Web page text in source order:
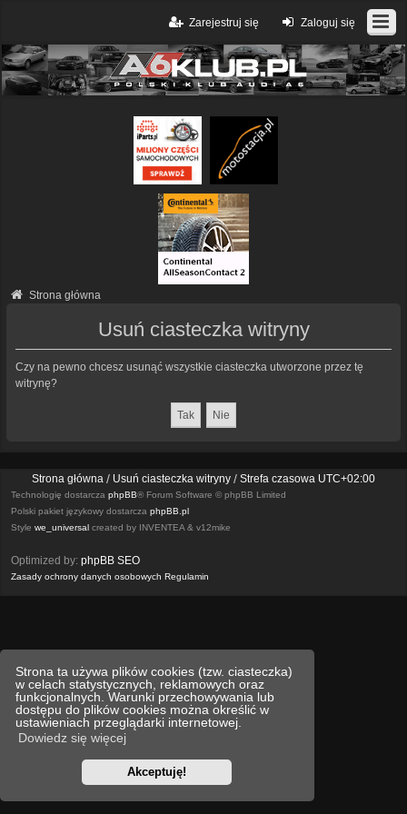
Strona ta używa plików cookies (tzw. ciasteczka)
w celach statystycznych, reklamowych oraz
funkcjonalnych. Warunki przechowywania lub
dostępu do plików cookies można określić w
ustawieniach przeglądarki internetowej.
Dowiedz się więcej
Akceptuję!
Zaloguj się
Zarejestruj się
Strona główna
Usuń ciasteczka witryny
Czy na pewno chcesz usunąć wszystkie ciasteczka utworzone przez tę
witrynę?
Strona główna Usuń ciasteczka witryny Strefa czasowa UTC+02:00
Technologię dostarcza phpBB® Forum Software © phpBB Limited
Polski pakiet językowy dostarcza phpBB.pl
Style we_universal created by INVENTEA & v12mike
Optimized by: phpBB SEO
Zasady ochrony danych osobowych Regulamin